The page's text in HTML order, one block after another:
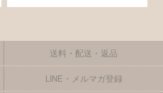
送料・配送・返品
LINE・メルマガ登録